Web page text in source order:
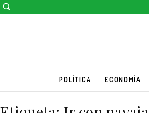
POLÍTICA ECONOMÍA